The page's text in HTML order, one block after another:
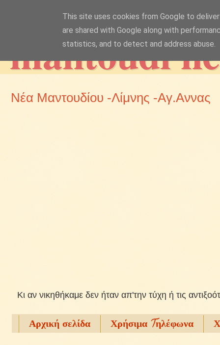
mantoudi
Νέα Μαντουδίου -Λίμνης -Αγ.Αννας
Kι αν νικηθήκαμε δεν ήταν απ'την τύχη ή τις
Αρχική σελίδα Χρήσιμα Tηλέφωνα
This site uses cookies from Google to
are shared with Google along with
statistics, and to detect and address abuse.